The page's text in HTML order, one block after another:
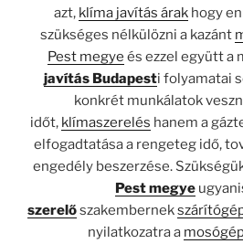
azt, klíma javítás árak hogy
szükséges nélkülözni a kazánt
Pest megye és ezzel együtt a
javítás Budapesti folyamatai
konkrét munkálatok
időt, klímaszerelés hanem a
elfogadtatása a rengeteg idő,
engedély beszerzése.
Pest megye
szerelőszakembernek
nyilatkozatra a